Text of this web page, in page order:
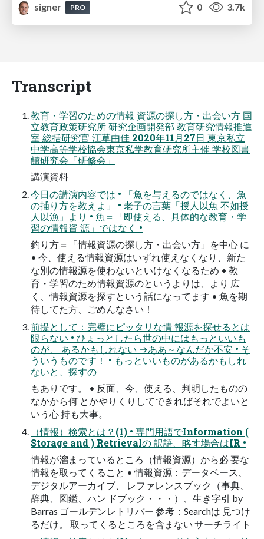
signer
PRO 0 3.7k
Transcript
教育・学習のための情報 資源の探し方・出会い方 国
立教育政策研究所 研究企画開発部 教育研究情報推進
室 総括研究官 江草由佳 2020年11月27日 東京私立
中学高等学校協会東京私学教育研究所主催 学校図書
館研究会「研修会」
講演資料
今日の講演内容では • 「魚を与えるのではなく、魚
の捕り方を教えよ」 • 老子の言葉「授人以魚 不如授
人以漁」より • 魚＝「即使える、具体的な教育・学
習の情報資 源」ではなく •
釣り方＝「情報資源の探し方・出会い方」を中心 に
• 今、使える情報資源はいずれ使えなくなり、新た
な別の情報源を使わないといけなくなるため • 教
育・学習のため情報資源のというよりは、より 広
く、情報資源を探すという話になってます • 魚を期
待してた方、ごめんなさい！
前提として：完璧にピッタリな情 報源を探せるとは
限らない • ひょっとしたら世の中にはもっといいも
のが、 あるかもしれない →ああ～なんだか不安 • そ
ういうものです！ • もっといいものがあるかもしれ
ないと、探すの
もありです。 • 反面、今、使える、判明したものの
なかから何 とかやりくりしてできればそれでよいと
いう心 持も大事。
（情報）検索とは？(1) • 専門用語でInformation (
Storage and ) Retrievalの 訳語、略す場合はIR •
情報が溜まっているところ（情報資源）から必 要な
情報を取ってくること • 情報資源：データベース、
デジタルアーカイブ、 レファレンスブック（事典、
辞典、図鑑、ハン ドブック・・・）、生き字引 by
Barras ゴールデンレトリバー 参考：Searchは 見つけ
るだけ。 取ってくるところを含まない サーチライト